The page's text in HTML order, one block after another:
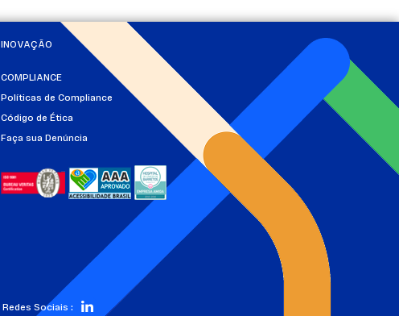
INOVAÇÃO
COMPLIANCE
Políticas de Compliance
Código de Ética
Faça sua Denúncia
Redes Sociais :